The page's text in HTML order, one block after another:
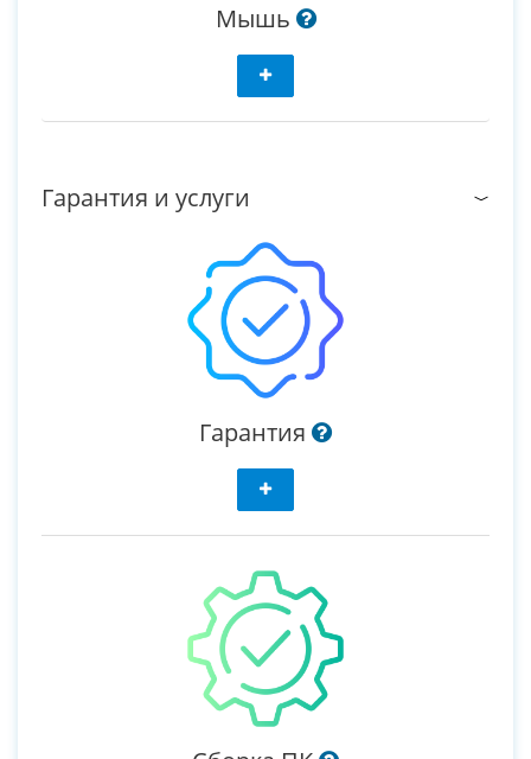
Мышь
Гарантия и услуги
Гарантия